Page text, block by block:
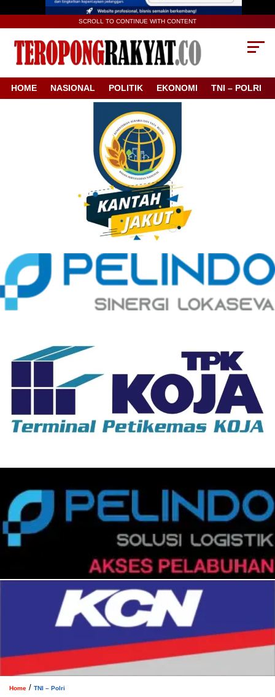
SCROLL TO CONTINUE WITH CONTENT
HOME NASIONAL POLITIK EKONOMI TNI – POLRI
Home / TNI – Polri